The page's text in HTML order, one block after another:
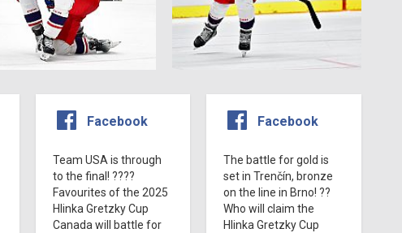
Facebook
Team USA is through
to the final! ????
Favourites of the 2025
Hlinka Gretzky Cup
Canada will battle for
Facebook
The battle for gold is
set in Trenčín, bronze
on the line in Brno! ??
Who will claim the
Hlinka Gretzky Cup